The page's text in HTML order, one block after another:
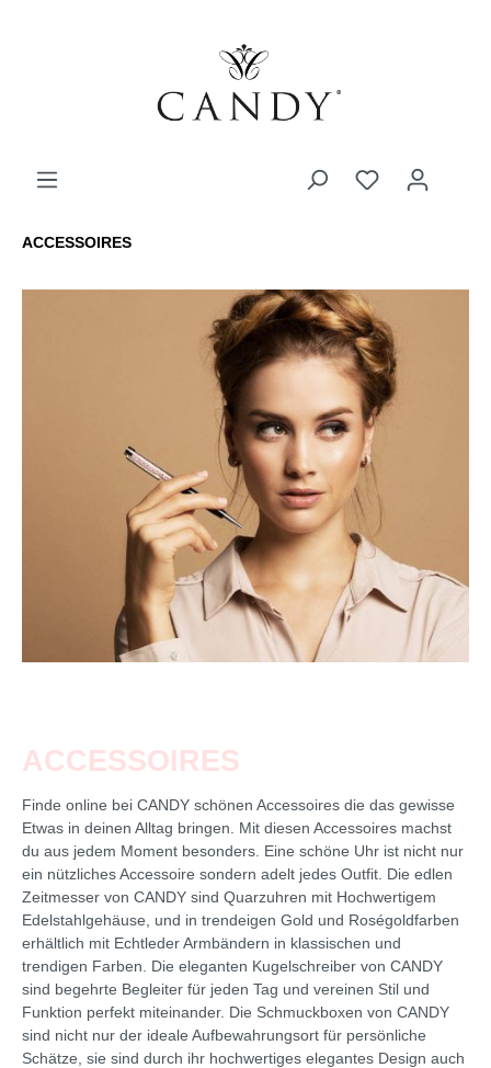
ACCESSOIRES
ACCESSOIRES
Finde online bei CANDY schönen Accessoires die das gewisse
Etwas in deinen Alltag bringen. Mit diesen Accessoires machst
du aus jedem Moment besonders. Eine schöne Uhr ist nicht nur
ein nützliches Accessoire sondern adelt jedes Outfit. Die edlen
Zeitmesser von CANDY sind Quarzuhren mit Hochwertigem
Edelstahlgehäuse, und in trendeigen Gold und Roségoldfarben
erhältlich mit Echtleder Armbändern in klassischen und
trendigen Farben. Die eleganten Kugelschreiber von CANDY
sind begehrte Begleiter für jeden Tag und vereinen Stil und
Funktion perfekt miteinander. Die Schmuckboxen von CANDY
sind nicht nur der ideale Aufbewahrungsort für persönliche
Schätze, sie sind durch ihr hochwertiges elegantes Design auch